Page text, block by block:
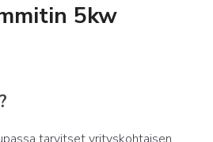
5kw